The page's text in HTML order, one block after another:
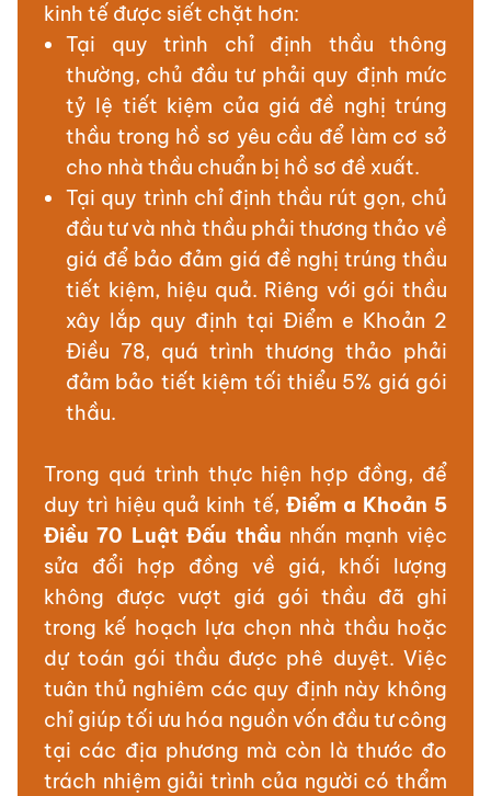
kinh tế được siết chặt hơn:
Tại quy trình chỉ định thầu thông
thường, chủ đầu tư phải quy định mức
tỷ lệ tiết kiệm của giá đề nghị trúng
thầu trong hồ sơ yêu cầu để làm cơ sở
cho nhà thầu chuẩn bị hồ sơ đề xuất.
Tại quy trình chỉ định thầu rút gọn, chủ
đầu tư và nhà thầu phải thương thảo về
giá để bảo đảm giá đề nghị trúng thầu
tiết kiệm, hiệu quả. Riêng với gói thầu
xây lắp quy định tại Điểm e Khoản 2
Điều 78, quá trình thương thảo phải
đảm bảo tiết kiệm tối thiểu 5% giá gói
thầu.
Trong quá trình thực hiện hợp đồng, để
duy trì hiệu quả kinh tế, Điểm a Khoản 5
Điều 70 Luật Đấu thầu nhấn mạnh việc
sửa đổi hợp đồng về giá, khối lượng
không được vượt giá gói thầu đã ghi
trong kế hoạch lựa chọn nhà thầu hoặc
dự toán gói thầu được phê duyệt. Việc
tuân thủ nghiêm các quy định này không
chỉ giúp tối ưu hóa nguồn vốn đầu tư công
tại các địa phương mà còn là thước đo
trách nhiệm giải trình của người có thẩm